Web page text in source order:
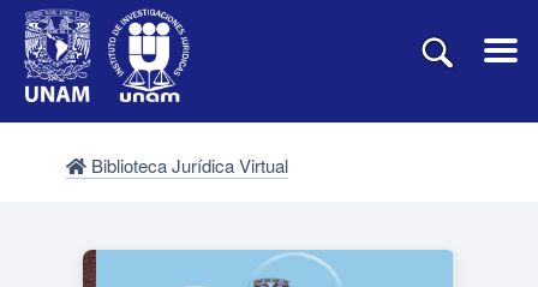
Biblioteca Jurídica Virtual